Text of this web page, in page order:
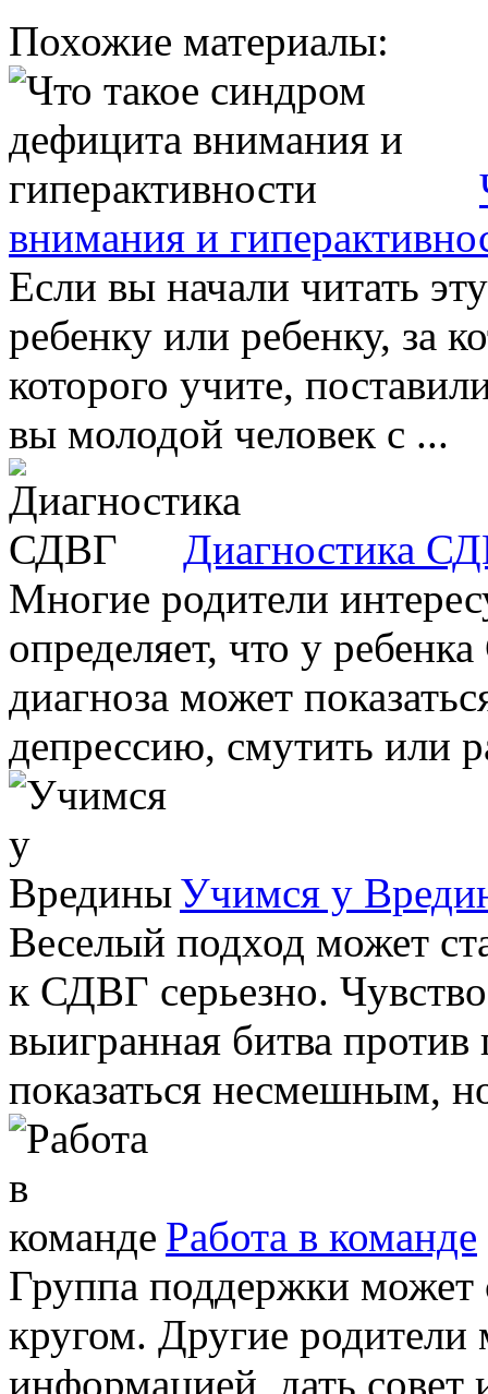
Похожие материалы:
внимания и
Если вы начали читать
ребенку или ребенку, за
которого учите,
вы молодой человек с ...
Диагностика
Многие родители
определяет, что у
диагноза может
депрессию, смутить или
Учимся у
Веселый подход может
к СДВГ серьезно.
выигранная битва
показаться несмешным,
Работа в команде
Группа поддержки может
кругом. Другие родители
информацией, дать совет